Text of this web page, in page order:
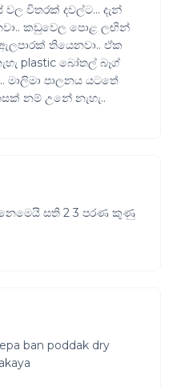
විතරක් දවල්ට... දැන්
කඩුවෙල පොළ ලඟින්
තියෙනවා.. ඒක
plastic බෝතල් බෑග්
මාලිමා පාලනය යටතේ
නම් උනේ නැහැ..
සති 2 3 පරණ කුණු
ban poddak dry